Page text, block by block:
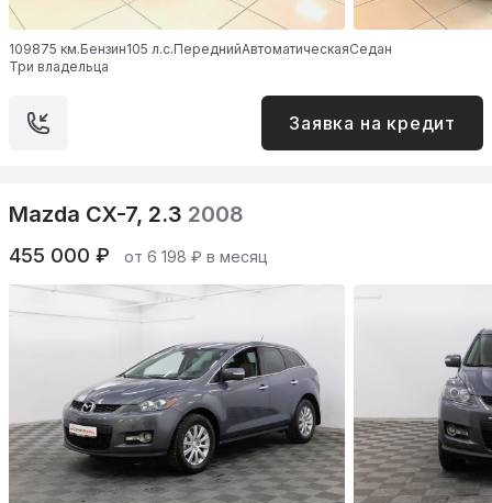
109875 км.Бензин105 л.с.ПереднийАвтоматическаяСедан
Три владельца
Заявка на кредит
Mazda CX-7, 2.3 2008
455 000 ₽ от 6 198 ₽ в месяц